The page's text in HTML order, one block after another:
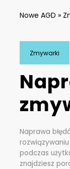
Nowe AGD »
Zmywarki
Naprawa
podczas
znajdziesz